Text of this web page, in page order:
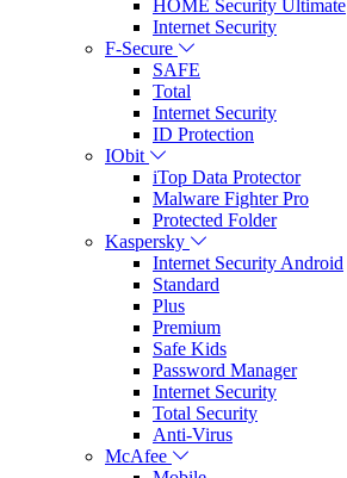
HOME Security Ultimate
Internet Security
F-Secure
SAFE
Total
Internet Security
ID Protection
IObit
iTop Data Protector
Malware Fighter Pro
Protected Folder
Kaspersky
Internet Security Android
Standard
Plus
Premium
Safe Kids
Password Manager
Internet Security
Total Security
Anti-Virus
McAfee